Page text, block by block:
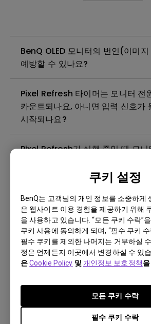
쿠키 설정
BenQ는 고객님의 개인 정보를 소중하게
은 웹사이트 이용 경험을 제공하기 위해
을 사용하고 있습니다. “모든 쿠키 수락”
쿠키 사용에 동의하게 되며, “필수 쿠키
필수 쿠키를 제외한 나머지는 거부하실
정은 언제든지 이곳에서 변경하실 수 있
은Cookie Policy 및 개인정보 보호정책
필수 쿠키 수락
모든 쿠키 수락
BenQ OLED 모니터의 번인(이미
예방할 수 있나요?
Pixel Refresh 타이머는 모니터 전
카운트되나요, 아니면 입력 신호가
시작되나요?
Pixel Refresh가 실행 중일 때 모니
모니터는 언제 Pixel Refresh 기능
하나요?
Smart Game Art가 활성화되었는
할 수 있나요?
같은 게임을 다시 플레이할 때 게임
나 팝업 메시지가 표시되지 않는 이